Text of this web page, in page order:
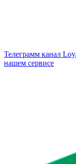
Телеграмм канал
нашем сервисе